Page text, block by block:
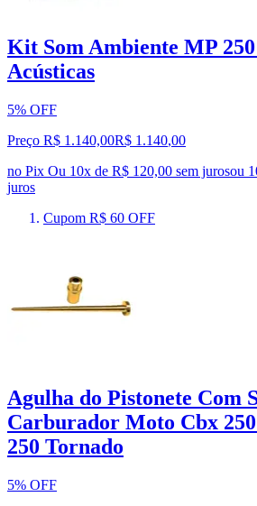
Kit Som Ambiente MP
Acústicas
5% OFF
Preço R$ 1.140,00R$ 1.140,00
no Pix Ou 10x de R$ 120,00 sem jurosou
juros
Cupom R$ 60 OFF
Agulha do Pistonete Com
Carburador Moto Cbx
250 Tornado
5% OFF